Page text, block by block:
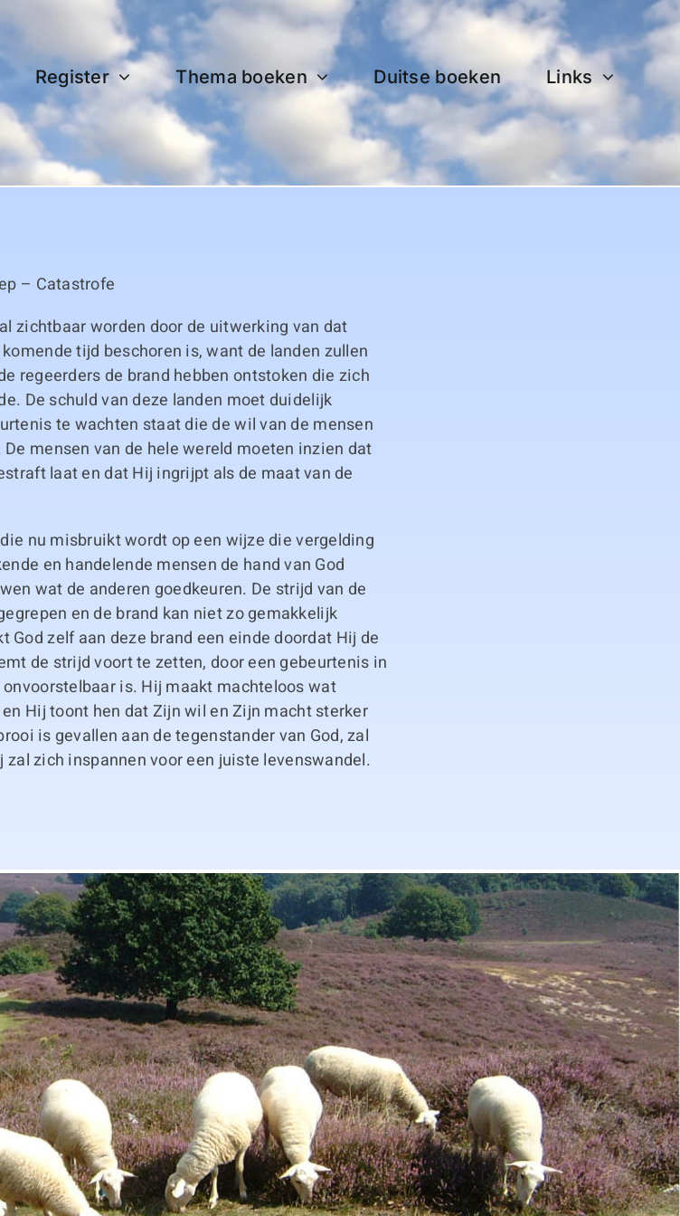
Register Thema boeken Duitse boeken Links
– Catastrofe
zichtbaar worden door de uitwerking van dat
tijd beschoren is, want de landen zullen
regeerders de brand hebben ontstoken die zich
De schuld van deze landen moet duidelijk
te wachten staat die de wil van de mensen
mensen van de hele wereld moeten inzien dat
laat en dat Hij ingrijpt als de maat van de
nu misbruikt wordt op een wijze die vergelding
en handelende mensen de hand van God
wat de anderen goedkeuren. De strijd van de
en de brand kan niet zo gemakkelijk
God zelf aan deze brand een einde doordat Hij de
de strijd voort te zetten, door een gebeurtenis in
is. Hij maakt machteloos wat
Hij toont hen dat Zijn wil en Zijn macht sterker
is gevallen aan de tegenstander van God, zal
zich inspannen voor een juiste levenswandel.